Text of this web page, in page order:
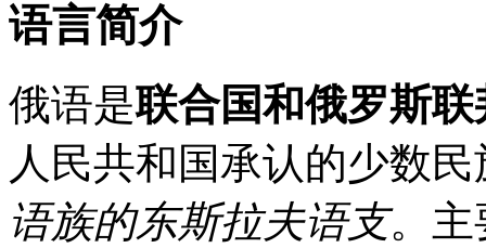
语言简介
俄语是联合国和俄罗斯
人民共和国承认的少数
语族的东斯拉夫语支。主